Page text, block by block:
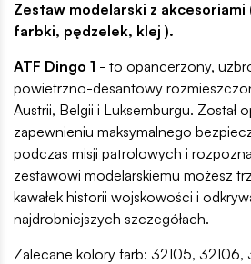
Zestaw modelarski z
farbki, pędzelek, klej ).
ATF Dingo 1 - to opancerzony,
powietrzno-desantowy
Austrii, Belgii i Luksemburgu. Został
zapewnieniu maksymalnego
podczas misji patrolowych i
zestawowi modelarskiemu możesz
kawałek historii wojskowości i
najdrobniejszych szczegółach.
Zalecane kolory farb: 32105, 32106,